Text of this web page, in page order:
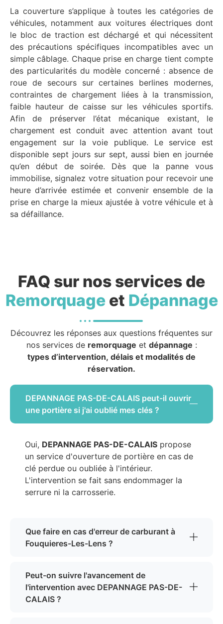
La couverture s’applique à toutes les catégories de
véhicules, notamment aux voitures électriques dont
le bloc de traction est déchargé et qui nécessitent
des précautions spécifiques incompatibles avec un
simple câblage. Chaque prise en charge tient compte
des particularités du modèle concerné : absence de
roue de secours sur certaines berlines modernes,
contraintes de chargement liées à la transmission,
faible hauteur de caisse sur les véhicules sportifs.
Afin de préserver l’état mécanique existant, le
chargement est conduit avec attention avant tout
engagement sur la voie publique. Le service est
disponible sept jours sur sept, aussi bien en journée
qu’en début de soirée. Dès que la panne vous
immobilise, signalez votre situation pour recevoir une
heure d’arrivée estimée et convenir ensemble de la
prise en charge la mieux ajustée à votre véhicule et à
sa défaillance.
FAQ sur nos services de
Remorquageet Dépannage
Découvrez les réponses aux questions fréquentes sur
nos services de remorquage et dépannage :
types d’intervention, délais et modalités de
réservation.
DEPANNAGE PAS-DE-CALAIS peut-il ouvrir
une portière si j'ai oublié mes clés ?
Oui, DEPANNAGE PAS-DE-CALAIS propose
un service d'ouverture de portière en cas de
clé perdue ou oubliée à l'intérieur.
L'intervention se fait sans endommager la
serrure ni la carrosserie.
Que faire en cas d'erreur de carburant à
Fouquieres-Les-Lens ?
Peut-on suivre l'avancement de
l'intervention avec DEPANNAGE PAS-DE-
CALAIS ?